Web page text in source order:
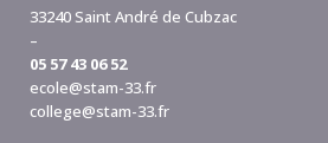
33240 Saint André de Cubzac
–
05 57 43 06 52
ecole@stam-33.fr
college@stam-33.fr